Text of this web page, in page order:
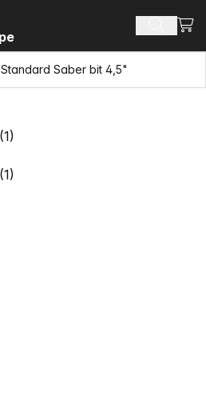
SøkVis
Standard Saber bit 4,5"